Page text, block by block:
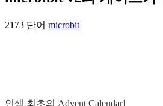
2173 단어 microbit
인생 최초의 Advent Calendar!